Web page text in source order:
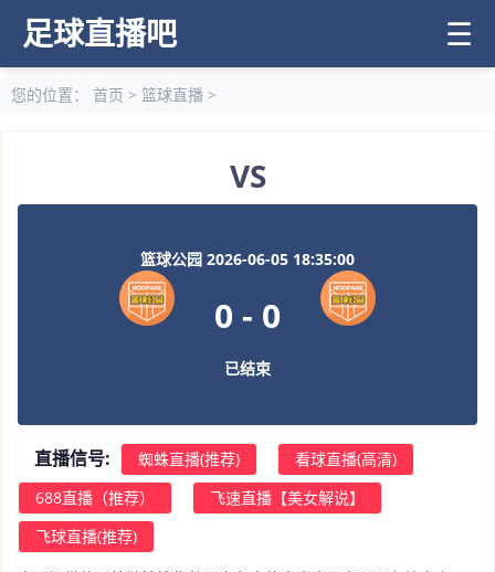
足球直播吧 ☰
您的位置： 首页 > 篮球直播 >
VS
篮球公园 2026-06-05 18:35:00
0 - 0
已结束
直播信号: 蜘蛛直播(推荐)
看球直播(高清)
688直播（推荐）
飞速直播【美女解说】
飞球直播(推荐)